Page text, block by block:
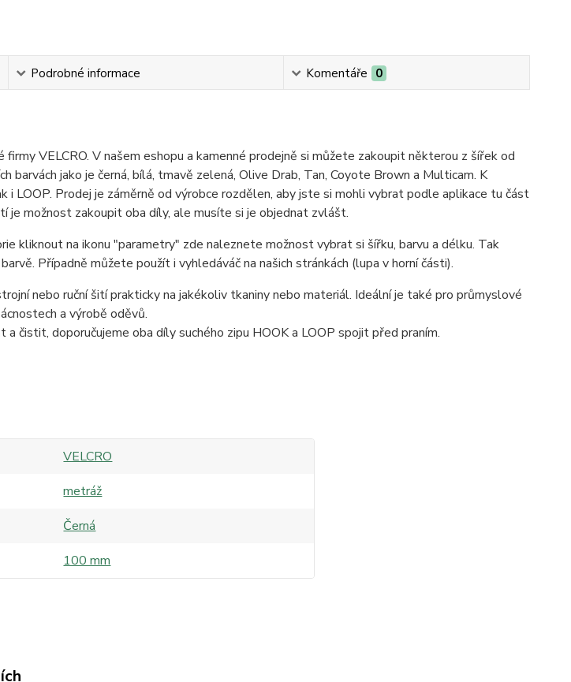
Podrobné informace Komentáře 0
firmy VELCRO. V našem eshopu a kamenné prodejně si můžete zakoupit některou z šířek od
barvách jako je černá, bílá, tmavě zelená, Olive Drab, Tan, Coyote Brown a Multicam. K
i LOOP. Prodej je záměrně od výrobce rozdělen, aby jste si mohli vybrat podle aplikace tu část
je možnost zakoupit oba díly, ale musíte si je objednat zvlášt.
kliknout na ikonu "parametry" zde naleznete možnost vybrat si šířku, barvu a délku. Tak
Případně můžete použít i vyhledáváč na našich stránkách (lupa v horní části).
nebo ruční šití prakticky na jakékoliv tkaniny nebo materiál. Ideální je také pro průmyslové
a výrobě oděvů.
a čistit, doporučujeme oba díly suchého zipu HOOK a LOOP spojit před praním.
VELCRO
metráž
Černá
100 mm